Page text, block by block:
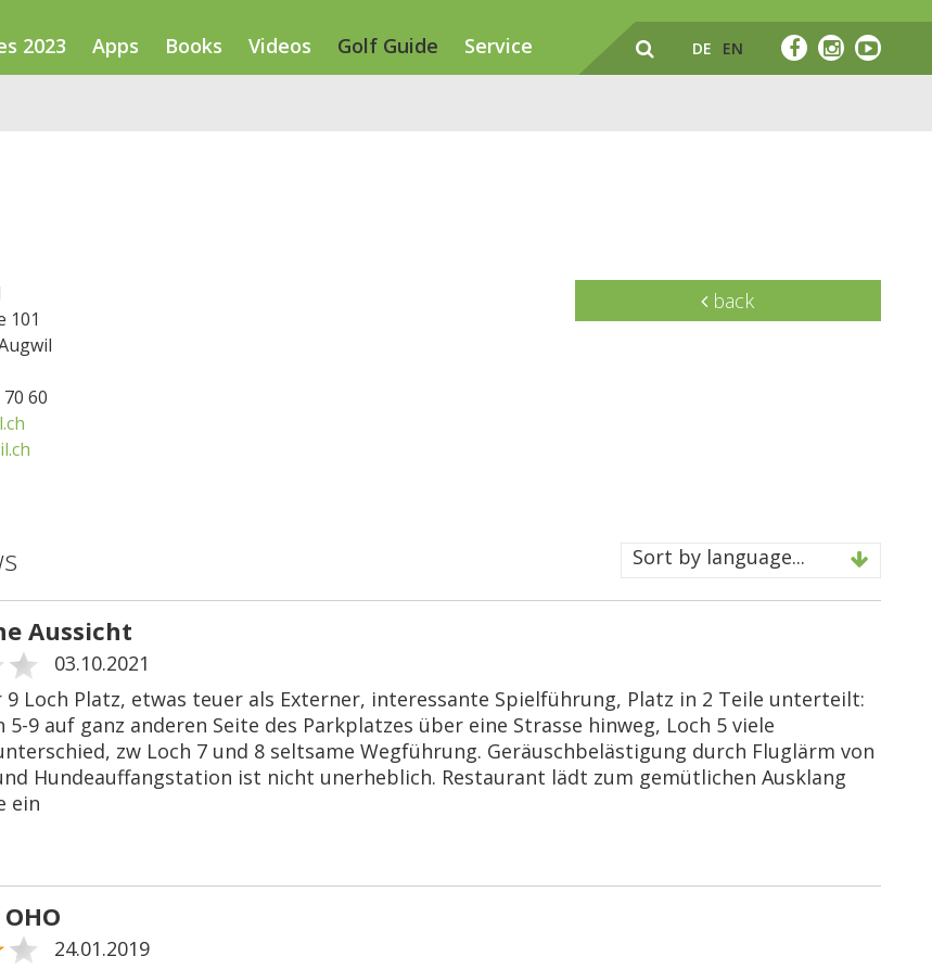
2023 Apps Books Videos Golf Guide Service DE EN
101
60
back
Sort by language...
Aussicht
03.10.2021
9 Loch Platz, etwas teuer als Externer, interessante Spielführung, Platz in 2 Teile unterteilt:
5-9 auf ganz anderen Seite des Parkplatzes über eine Strasse hinweg, Loch 5 viele
zw Loch 7 und 8 seltsame Wegführung. Geräuschbelästigung durch Fluglärm von
Hundeauffangstation ist nicht unerheblich. Restaurant lädt zum gemütlichen Ausklang
ein
24.01.2019